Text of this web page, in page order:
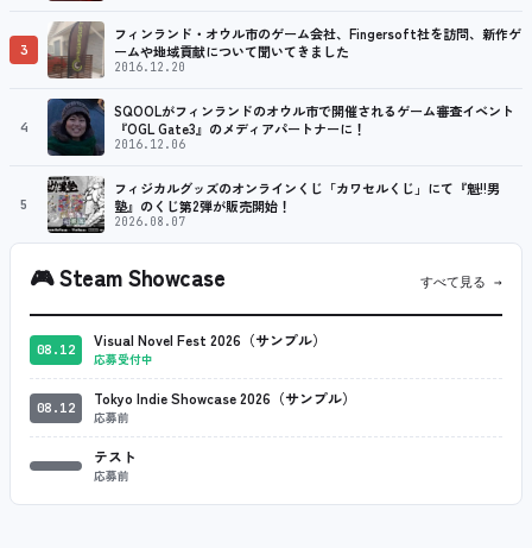
3
フィンランド・オウル市のゲーム会社、Fingersoft社を訪問、新作ゲ
ームや地域貢献について聞いてきました
2016.12.20
4
SQOOLがフィンランドのオウル市で開催されるゲーム審査イベント
『OGL Gate3』のメディアパートナーに！
2016.12.06
5
フィジカルグッズのオンラインくじ「カワセルくじ」にて『魁!!男
塾』のくじ第2弾が販売開始！
2026.08.07
🎮Steam Showcase すべて見る →
08.12 Visual Novel Fest 2026（サンプル）
応募受付中
08.12 Tokyo Indie Showcase 2026（サンプル）
応募前
テスト
応募前